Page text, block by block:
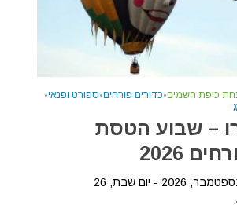
כיפת השמים•כדורים פורחים•ספורט ופנאי•
– שבוע הטסת
2026
יום שבת, 19 בספטמבר, 2026 - יום שבת, 26